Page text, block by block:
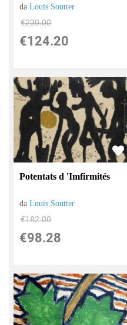
daLouis Soutter
€230.00
€124.20
Potentats d 'Imfirmités
daLouis Soutter
€182.00
€98.28